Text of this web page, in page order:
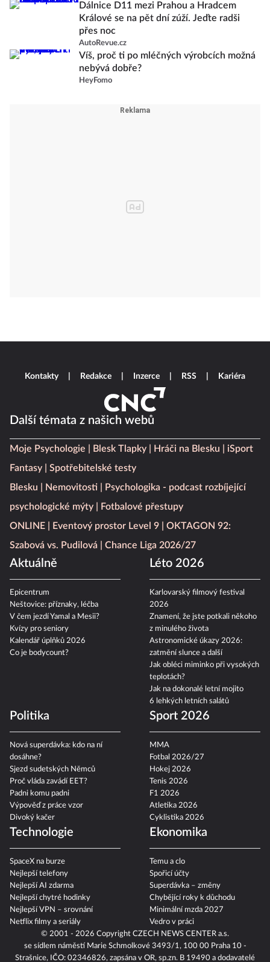
Dálnice D11 mezi Prahou a Hradcem
Králové se na pět dní zúží. Jeďte radši
přes noc
AutoRevue.cz
Víš, proč ti po mléčných výrobcích možná
nebývá dobře?
HeyFomo
Další témata z našich webů
Moje Psychologie Blesk Tlapky Hráči na Blesku
iSport
Fantasy
Spotřebitelské testy
Blesku
Nemovitosti
Psychologika - podcast rozbíjející
psychologické mýty
Fotbalové přestupy
ONLINE
Eventový prostor Level 9
OKTAGON 92:
Szabová vs. Pudilová
Chance Liga 2026/27
Aktuálně
Epicentrum
Neštovice: příznaky, léčba
V čem jezdí Yamal a Mesii?
Kvízy pro seniory
Kalendář úplňků 2026
Co je bodycount?
Léto 2026
Karlovarský filmový festival
2026
Znamení, že jste potkali někoho
z minulého života
Astronomické úkazy 2026:
zatmění slunce a další
Jak obléci miminko při vysokých
teplotách?
Jak na dokonalé letní mojito
6 lehkých letních salátů
Politika
Nová superdávka: kdo na ní
dosáhne?
Sjezd sudetských Němců
Proč vláda zavádí EET?
Padni komu padni
Výpověď z práce vzor
Divoký kačer
Sport 2026
MMA
Fotbal 2026/27
Hokej 2026
Tenis 2026
F1 2026
Atletika 2026
Cyklistika 2026
Technologie
SpaceX na burze
Nejlepší telefony
Nejlepší AI zdarma
Nejlepší chytré hodinky
Nejlepší VPN – srovnání
Netflix filmy a seriály
Ekonomika
Temu a clo
Spořicí účty
Superdávka – změny
Chybějící roky k důchodu
Minimální mzda 2027
Vedro v práci
Kontakty Redakce Inzerce RSS Kariéra
© 2001 - 2026 Copyright CZECH NEWS CENTER a.s.
se sídlem náměstí Marie Schmolkové 3493/1, 100 00 Praha 10 -
Strašnice, IČO: 02346826, zapsána v OR, sp.zn. B 19490 a dodavatelé